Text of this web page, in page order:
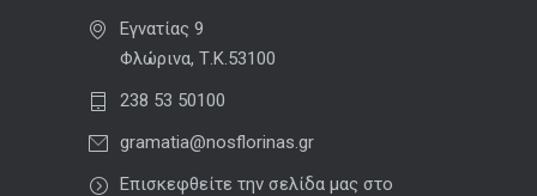
Εγνατίας 9
Φλώρινα, Τ.Κ.53100
238 53 50100
gramatia@nosflorinas.gr
Επισκεφθείτε την σελίδα μας στο